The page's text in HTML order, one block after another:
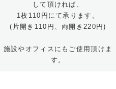
して頂ければ、
1枚110円にて承ります。
(片開き110円、両開き220円)
施設やオフィスにもご使用頂けま
す。